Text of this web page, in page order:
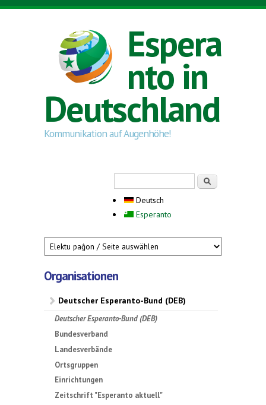
Direkt zum Inhalt
Espera
nto in
Deutschland
Kommunikation auf Augenhöhe!
Deutsch
Esperanto
Organisationen
Deutscher Esperanto-Bund (DEB)
Deutscher Esperanto-Bund (DEB)
Bundesverband
Landesverbände
Ortsgruppen
Einrichtungen
Zeitschrift "Esperanto aktuell"